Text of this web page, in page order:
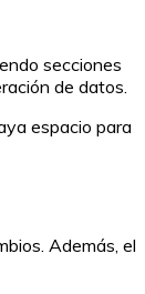
secciones
de datos.
espacio para
Además, el